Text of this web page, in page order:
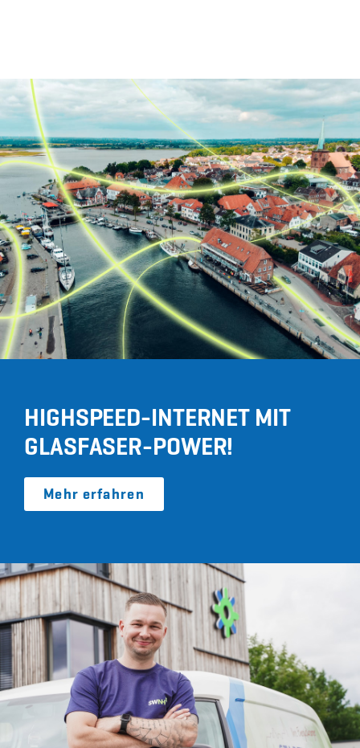
HIGHSPEED-INTERNET MIT
GLASFASER-POWER!
Mehr erfahren